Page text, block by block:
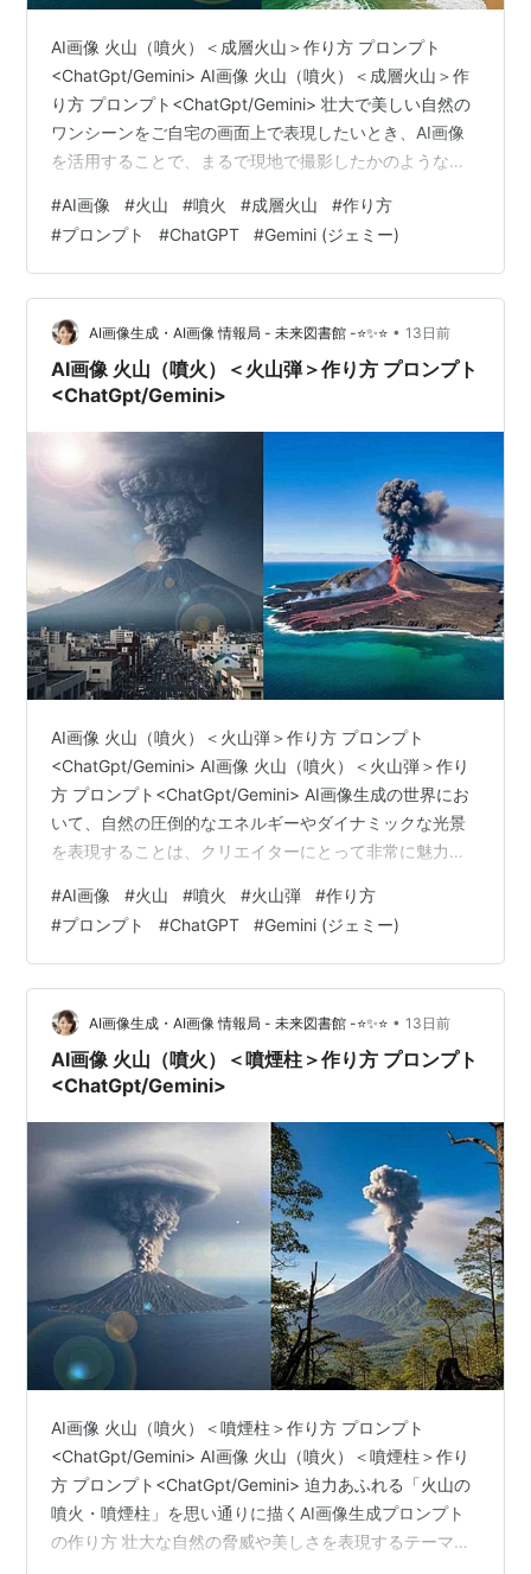
AI画像 火山（噴火）＜成層火山＞作り方 プロンプト
<ChatGpt/Gemini> AI画像 火山（噴火）＜成層火山＞作
り方 プロンプト<ChatGpt/Gemini> 壮大で美しい自然の
ワンシーンをご自宅の画面上で表現したいとき、AI画像
を活用することで、まるで現地で撮影したかのような臨
回は、地球のダイナミックな営みを感じさせるAI画像 火
山（噴火）＜成層火山＞の作り方と、魅力を最大限に引
き出すプロンプトの活用法について詳しくご紹介しま
す。 成層火山は、円錐形の美しいシルエットと、山頂か
ら力強く立ち上る噴煙が特徴的な、非常に絵になる被写
体で…
#AI画像 #火山 #噴火 #成層火山 #作り方
#プロンプト #ChatGPT #Gemini (ジェミー)
AI画像生成・AI画像 情報局 - 未来図書館 -⭐✨⭐ • 13日前
AI画像 火山（噴火）＜火山弾＞作り方 プロンプト
<ChatGpt/Gemini>
AI画像 火山（噴火）＜火山弾＞作り方 プロンプト
<ChatGpt/Gemini> AI画像 火山（噴火）＜火山弾＞作り
方 プロンプト<ChatGpt/Gemini> AI画像生成の世界にお
いて、自然の圧倒的なエネルギーやダイナミックな光景
を表現することは、クリエイターにとって非常に魅力的
じる火山（噴火）と、夜空や煙の中を切り裂く火山弾の
シーンは、見る者の心を強く惹きつけるドラマチックな
美しさを持っています。ChatGPTやGeminiといった高度
なAIアシスタントを活用しながら、イメージ通りの壮大
な光景を描き出すための「AI画像 火山（噴火）…
#AI画像 #火山 #噴火 #火山弾 #作り方
#プロンプト #ChatGPT #Gemini (ジェミー)
AI画像生成・AI画像 情報局 - 未来図書館 -⭐✨⭐ • 13日前
AI画像 火山（噴火）＜噴煙柱＞作り方 プロンプト
<ChatGpt/Gemini>
AI画像 火山（噴火）＜噴煙柱＞作り方 プロンプト
<ChatGpt/Gemini> AI画像 火山（噴火）＜噴煙柱＞作り
方 プロンプト<ChatGpt/Gemini> 迫力あふれる「火山の
噴火・噴煙柱」を思い通りに描くAI画像生成プロンプト
の作り方 壮大な自然の脅威や美しさを表現するテーマと